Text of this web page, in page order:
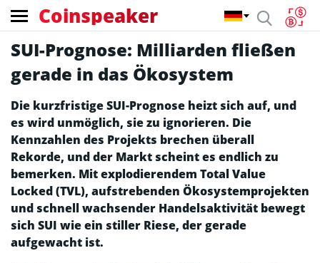
Coinspeaker
SUI-Prognose: Milliarden fließen
gerade in das Ökosystem
Die kurzfristige SUI-Prognose heizt sich auf, und
es wird unmöglich, sie zu ignorieren. Die
Kennzahlen des Projekts brechen überall
Rekorde, und der Markt scheint es endlich zu
bemerken. Mit explodierendem Total Value
Locked (TVL), aufstrebenden Ökosystemprojekten
und schnell wachsender Handelsaktivität bewegt
sich SUI wie ein stiller Riese, der gerade
aufgewacht ist.